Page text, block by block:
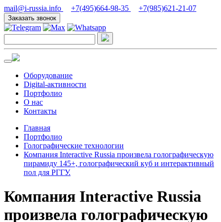
mail@i-russia.info +7(495)664-98-35 +7(985)621-21-07
Заказать звонок
Оборудование
Digital-активности
Портфолио
О нас
Контакты
Главная
Портфолио
Голографические технологии
Компания Interactive Russia произвела голографическую
пирамиду 145+, голографический куб и интерактивный
пол для РГГУ.
Компания Interactive Russia
произвела голографическую